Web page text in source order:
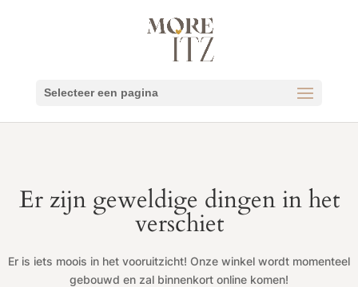
Selecteer een pagina
Er zijn geweldige dingen in het
verschiet
Er is iets moois in het vooruitzicht! Onze winkel wordt momenteel
gebouwd en zal binnenkort online komen!